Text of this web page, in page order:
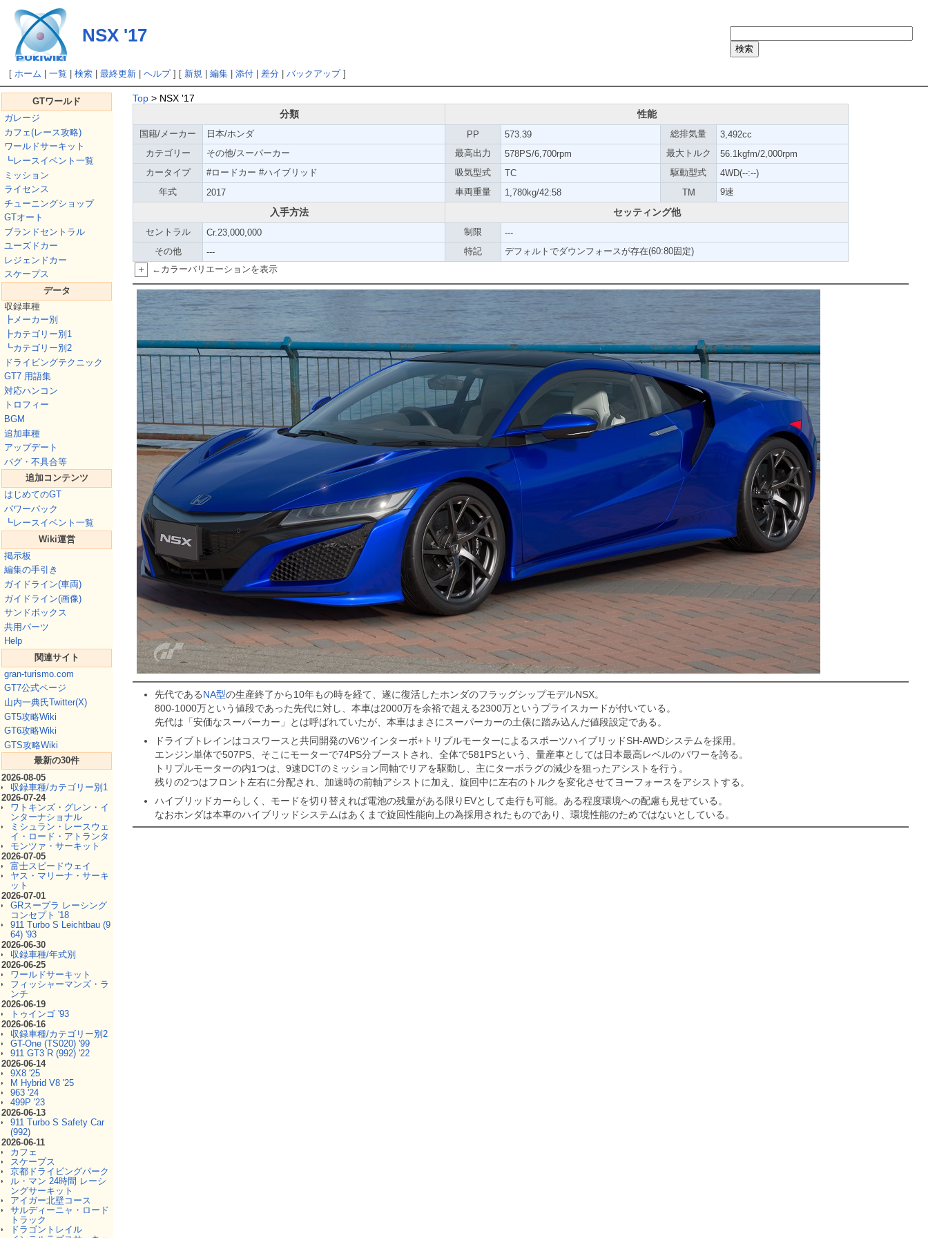
NSX '17
[ホーム |一覧 |検索 |最終更新 |ヘルプ] [ 新規 |編集 |添付 |差分 |バックアップ]
GTワールド
ガレージ
カフェ(レース攻略)
ワールドサーキット
┗レースイベント一覧
ミッション
ライセンス
チューニングショップ
GTオート
ブランドセントラル
ユーズドカー
レジェンドカー
スケープス
データ
収録車種
┣メーカー別
┣カテゴリー別1
┗カテゴリー別2
ドライビングテクニック
GT7 用語集
対応ハンコン
トロフィー
BGM
追加車種
アップデート
バグ・不具合等
追加コンテンツ
はじめてのGT
パワーパック
┗レースイベント一覧
Wiki運営
掲示板
編集の手引き
ガイドライン(車両)
ガイドライン(画像)
サンドボックス
共用パーツ
Help
関連サイト
gran-turismo.com
GT7公式ページ
山内一典氏Twitter(X)
GT5攻略Wiki
GT6攻略Wiki
GTS攻略Wiki
最新の30件
2026-08-05
収録車種/カテゴリー別1
2026-07-24
ワトキンズ・グレン・イ
ンターナショナル
ミシュラン・レースウェ
イ・ロード・アトランタ
モンツァ・サーキット
2026-07-05
富士スピードウェイ
ヤス・マリーナ・サーキ
ット
2026-07-01
GRスープラ レーシング
コンセプト '18
911 Turbo S Leichtbau (9
64) '93
2026-06-30
収録車種/年式別
2026-06-25
ワールドサーキット
フィッシャーマンズ・ラ
ンチ
2026-06-19
トゥインゴ '93
2026-06-16
収録車種/カテゴリー別2
GT-One (TS020) '99
911 GT3 R (992) '22
2026-06-14
9X8 '25
M Hybrid V8 '25
963 '24
499P '23
2026-06-13
911 Turbo S Safety Car
(992)
2026-06-11
カフェ
スケープス
京都ドライビングパーク
ル・マン 24時間 レーシ
ングサーキット
アイガー北壁コース
サルディーニャ・ロード
トラック
ドラゴントレイル
Top > NSX '17
分類
性能
国籍/メーカー 日本/ホンダ PP 573.39 総排気量
3,492cc
カテゴリー
その他/スーパーカー 最高出力 578PS/6,700rpm 最大トルク
56.1kgfm/2,000rpm
カータイプ
#ロードカー #ハイブリッド 吸気型式 TC 駆動型式
4WD(--:--)
年式
2017 車両重量 1,780kg/42:58 TM 9速
入手方法 セッティング他
セントラル Cr.23,000,000 制限
---
その他
--- 特記 デフォルトでダウンフォースが存在(60:80固定)
+ ←カラーバリエーションを表示
先代であるNA型の生産終了から10年もの時を経て、遂に復活したホンダのフラッグシップモデルNSX。
800-1000万という値段であった先代に対し、本車は2000万を余裕で超える2300万というプライスカードが付いている。
先代は「安価なスーパーカー」とは呼ばれていたが、本車はまさにスーパーカーの土俵に踏み込んだ値段設定である。
ドライブトレインはコスワースと共同開発のV6ツインターボ+トリプルモーターによるスポーツハイブリッドSH-AWDシステムを採用。
エンジン単体で507PS、そこにモーターで74PS分ブーストされ、全体で581PSという、量産車としては日本最高レベルのパワーを誇る。
トリプルモーターの内1つは、9速DCTのミッション同軸でリアを駆動し、主にターボラグの減少を狙ったアシストを行う。
残りの2つはフロント左右に分配され、加速時の前軸アシストに加え、旋回中に左右のトルクを変化させてヨーフォースをアシストする。
ハイブリッドカーらしく、モードを切り替えれば電池の残量がある限りEVとして走行も可能。ある程度環境への配慮も見せている。
なおホンダは本車のハイブリッドシステムはあくまで旋回性能向上の為採用されたものであり、環境性能のためではないとしている。